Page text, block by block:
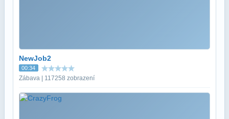
NewJob2
00:34
Zábava | 117258 zobrazení